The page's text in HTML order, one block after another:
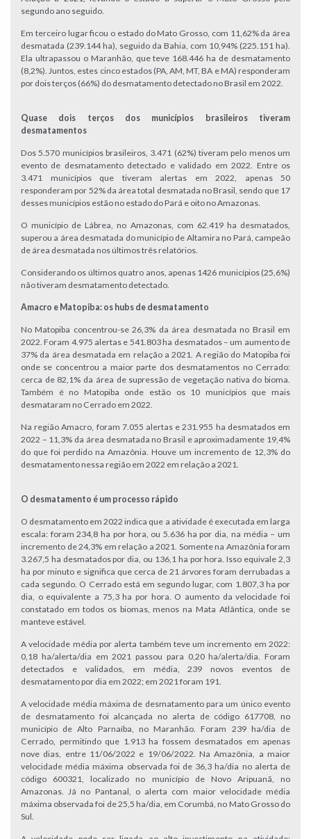
segundo ano seguido.
Em terceiro lugar ficou o estado do Mato Grosso, com 11,62% da área
desmatada (239.144 ha), seguido da Bahia, com 10,94% (225.151 ha).
Ela ultrapassou o Maranhão, que teve 168.446 ha de desmatamento
(8,2%). Juntos, estes cinco estados (PA, AM, MT, BA e MA) responderam
por dois terços (66%) do desmatamento detectado no Brasil em 2022.
Quase dois terços dos municípios brasileiros tiveram
desmatamentos
Dos 5.570 municípios brasileiros, 3.471 (62%) tiveram pelo menos um
evento de desmatamento detectado e validado em 2022. Entre os
3.471 municípios que tiveram alertas em 2022, apenas 50
responderam por 52% da área total desmatada no Brasil, sendo que 17
desses municípios estão no estado do Pará e oito no Amazonas.
O município de Lábrea, no Amazonas, com 62.419 ha desmatados,
superou a área desmatada do município de Altamira no Pará, campeão
de área desmatada nos últimos três relatórios.
Considerando os últimos quatro anos, apenas 1426 municípios (25,6%)
não tiveram desmatamento detectado.
Amacro e Matopiba: os hubs de desmatamento
No Matopiba concentrou-se 26,3% da área desmatada no Brasil em
2022. Foram 4.975 alertas e 541.803 ha desmatados – um aumento de
37% da área desmatada em relação a 2021. A região do Matopiba foi
onde se concentrou a maior parte dos desmatamentos no Cerrado:
cerca de 82,1% da área de supressão de vegetação nativa do bioma.
Também é no Matopiba onde estão os 10 municípios que mais
desmataram no Cerrado em 2022.
Na região Amacro, foram 7.055 alertas e 231.955 ha desmatados em
2022 – 11,3% da área desmatada no Brasil e aproximadamente 19,4%
do que foi perdido na Amazônia. Houve um incremento de 12,3% do
desmatamento nessa região em 2022 em relação a 2021.
O desmatamento é um processo rápido
O desmatamento em 2022 indica que a atividade é executada em larga
escala: foram 234,8 ha por hora, ou 5.636 ha por dia, na média – um
incremento de 24,3% em relação a 2021. Somente na Amazônia foram
3.267,5 ha desmatados por dia, ou 136,1 ha por hora. Isso equivale 2,3
ha por minuto e significa que cerca de 21 árvores foram derrubadas a
cada segundo. O Cerrado está em segundo lugar, com 1.807,3 ha por
dia, o equivalente a 75,3 ha por hora. O aumento da velocidade foi
constatado em todos os biomas, menos na Mata Atlântica, onde se
manteve estável.
A velocidade média por alerta também teve um incremento em 2022:
0,18 ha/alerta/dia em 2021 passou para 0,20 ha/alerta/dia. Foram
detectados e validados, em média, 239 novos eventos de
desmatamento por dia em 2022; em 2021 foram 191.
A velocidade média máxima de desmatamento para um único evento
de desmatamento foi alcançada no alerta de código 617708, no
município de Alto Parnaíba, no Maranhão. Foram 239 ha/dia de
Cerrado, permitindo que 1.913 ha fossem desmatados em apenas
nove dias, entre 11/06/2022 e 19/06/2022. Na Amazônia, a maior
velocidade média máxima observada foi de 36,3 ha/dia no alerta de
código 600321, localizado no município de Novo Aripuanã, no
Amazonas. Já no Pantanal, o alerta com maior velocidade média
máxima observada foi de 25,5 ha/dia, em Corumbá, no Mato Grosso do
Sul.